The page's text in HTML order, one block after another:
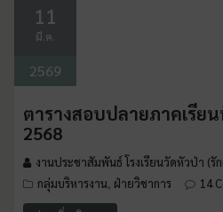
11
มี.ค.
2569
ตารางสอบปลายภาคเรีย
2568
งานประชาสัมพันธ์ โรงเรียนวัดหัวป่า (รั
กลุ่มบริหารงาน, ฝ่ายวิชาการ 14